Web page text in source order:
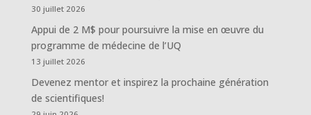
30 juillet 2026
Appui de 2 M$ pour poursuivre la mise en œuvre du
programme de médecine de l’UQ
13 juillet 2026
Devenez mentor et inspirez la prochaine génération
de scientifiques!